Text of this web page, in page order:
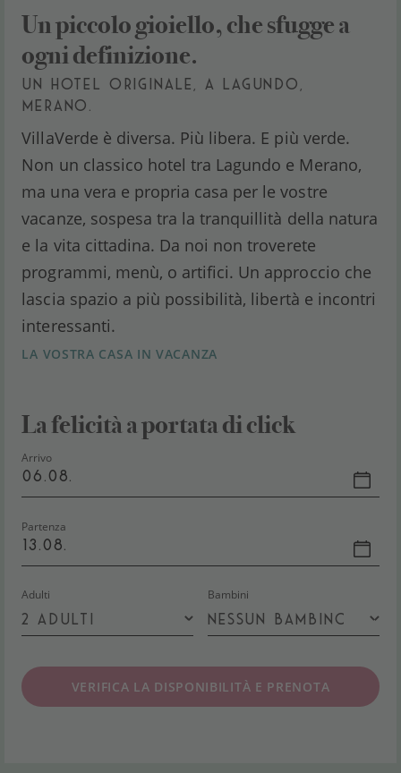
Un piccolo gioiello, che sfugge a
ogni definizione.
UN HOTEL ORIGINALE, A LAGUNDO,
MERANO.
VillaVerde è diversa. Più libera. E più verde.
Non un classico hotel tra Lagundo e Merano,
ma una vera e propria casa per le vostre
vacanze, sospesa tra la tranquillità della natura
e la vita cittadina. Da noi non troverete
programmi, menù, o artifici. Un approccio che
lascia spazio a più possibilità, libertà e incontri
interessanti.
LA VOSTRA CASA IN VACANZA
La felicità a portata di click
Arrivo
06.08.
Partenza
13.08.
Adulti Bambini
VERIFICA LA DISPONIBILITÀ E PRENOTA